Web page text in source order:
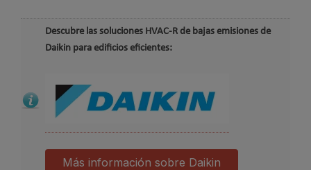
Descubre las soluciones HVAC-R de bajas emisiones de
Daikin para edificios eficientes:
Más información sobre Daikin